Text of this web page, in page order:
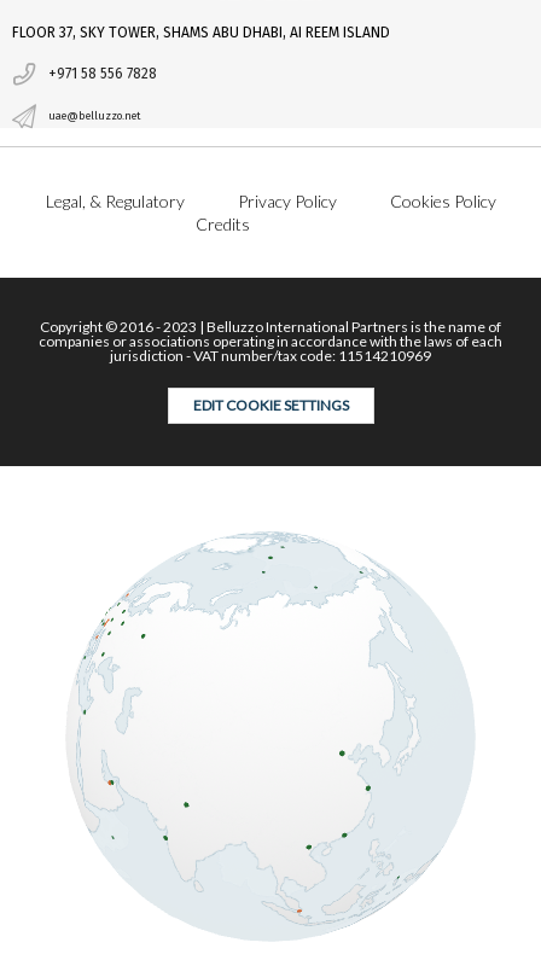
FLOOR 37, SKY TOWER, SHAMS ABU DHABI, AI REEM ISLAND
+971 58 556 7828
uae@belluzzo.net
Legal, & Regulatory Privacy Policy
Cookies Policy
Credits
Copyright © 2016 - 2023 | Belluzzo International Partners is the name of
companies or associations operating in accordance with the laws of each
jurisdiction - VAT number/tax code: 11514210969
EDIT COOKIE SETTINGS